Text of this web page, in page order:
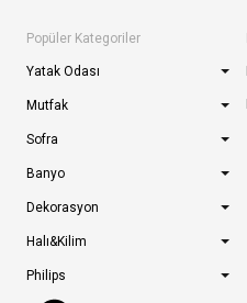
Popüler Kategoriler
Yatak Odası
Mutfak
Sofra
Banyo
Dekorasyon
Halı&Kilim
Philips